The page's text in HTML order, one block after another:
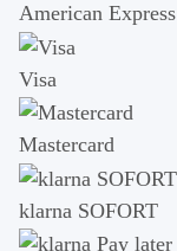
American Express
Visa
Mastercard
klarna SOFORT